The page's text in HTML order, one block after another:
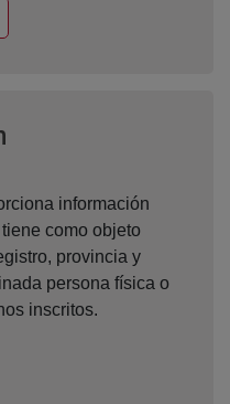
nueva
información
como objeto
provincia y
persona física o
inscritos.